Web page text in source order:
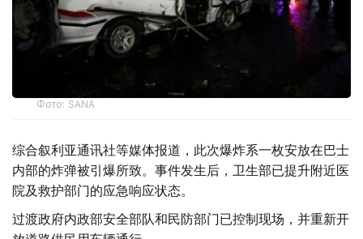
Фото: SANA
综合叙利亚通讯社等媒体报道，此次爆炸系一枚安放在巴士
内部的炸弹被引爆所致。事件发生后，卫生部已提升附近医
院及救护部门的应急响应状态。
过渡政府内政部安全部队和民防部门已控制现场，并重新开